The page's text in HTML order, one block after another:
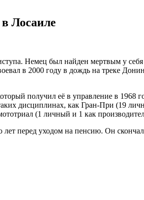
Лосаиле
Немец был найден мертвым у
в 2000 году в дождь на треке
получил её в управление в 1968
дисциплинах, как Гран-При (19
(1 личный и 1 как
перед уходом на пенсию. Он